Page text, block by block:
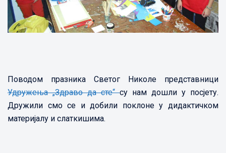
Поводом празника Светог Николе представници
Удружења „Здраво да сте“су нам дошли у посјету.
Дружили смо се и добили поклоне у дидактичком
материјалу и слаткишима.